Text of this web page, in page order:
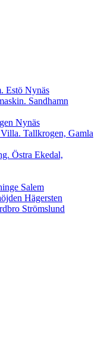
Estö Nynäs
Sandhamn
Nynäs
Tallkrogen, Gamla
Östra Ekedal,
Salem
Hägersten
Strömslund